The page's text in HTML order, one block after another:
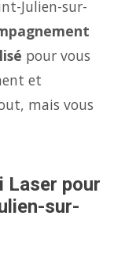
Julien-sur-
pour vous
et
mais vous
Laser pour
sur-